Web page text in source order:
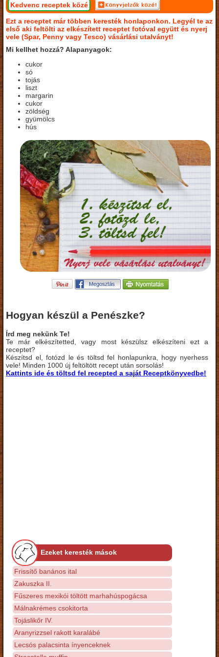
Kedvenc receptek közé
Ezt a receptet már többen keresték honlaponkon. Legyél te az
első aki feltölti az elkészített receptet fotóval együtt és nyerj
vele (Spar, Penny vagy Tesco) vásárlási utalványt!
Mi kellhet hozzá? Alapanyagok:
cukor
só
tojás
liszt
margarin
cukor
zöldség
gyümölcs
hús
Hogyan készül a Penészke?
Írd meg nekünk Te!
Te már elkészítetted, vagy most készülsz elkészíteni ezt a
receptet?
Készítsd el, fotózd le és töltsd fel honlapunkra, hogy nyerhess
vele! Minden 1000 új feltöltött recept után sorsolás!
Kattints ide és töltsd fel recepted a saját Receptkönyvedbe!
Ezeket keresték mások
Frissítő banános ital
Zakuszka II.
Fűszeres mexikói töltött marhahúspogácsa
Málnakrémes csokitorta
Tojáslikőr IV.
Aranyrizzsel rakott karalábé
Lecsós palacsinta ínyenceknek